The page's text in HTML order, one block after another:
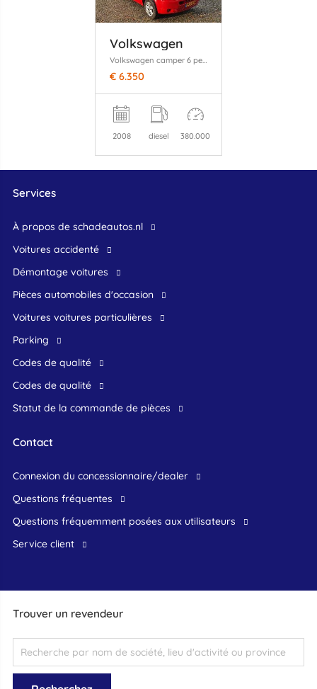
Volkswagen
Volkswagen camper 6 pers 2.5 TDI MOTORSCHADE D 96 KW
€ 6.350
2008 diesel 380.000
Trouver un revendeur
Services
À propos de schadeautos.nl
Voitures accidenté
Démontage voitures
Pièces automobiles d'occasion
voitures voitures particulières
Parking
Codes de qualité
Codes de qualité
Statut de la commande de pièces
Contact
connexion du concessionnaire/dealer
Questions fréquentes
questions fréquemment posées aux utilisateurs
service client